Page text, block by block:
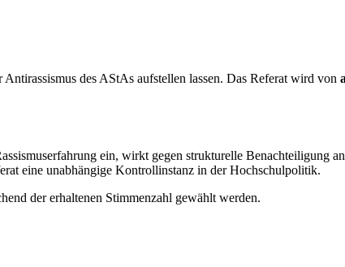
des AStAs aufstellen lassen. Das Referat wird von
ein, wirkt gegen strukturelle Benachteiligung
eine unabhängige Kontrollinstanz in der Hochschulpolitik.
der erhaltenen Stimmenzahl gewählt werden.